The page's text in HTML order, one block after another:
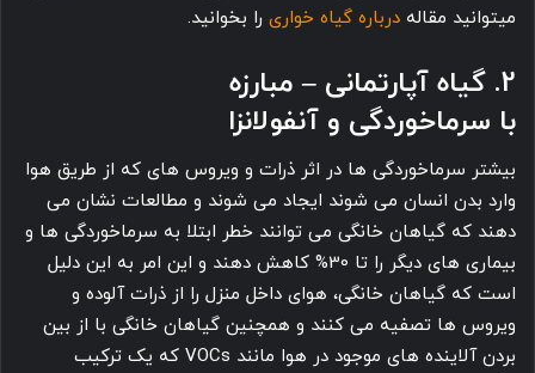
میتوانید مقاله درباره گیاه خواری را بخوانید.
2. گیاه آپارتمانی – مبارزه
با سرماخوردگی و آنفولانزا
بیشتر سرماخوردگی ها در اثر ذرات و ویروس های که از طریق هوا
دهند که گیاهان خانگی می ‎توانند خطر ابتلا به سرماخوردگی ها و
بیماری های دیگر را تا 30% کاهش دهند و این امر به این دلیل
است که گیاهان خانگی، هوای داخل منزل را از ذرات آلوده و
ویروس ها تصفیه می ‎کنند و همچنین گیاهان خانگی با از بین
بردن آلاینده های موجود در هوا مانند VOCs که یک ترکیب